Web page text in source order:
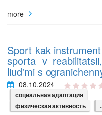
more
Sport kak
sporta v
liud'mi s
08.10.2024
социальная адаптация
физическая активность